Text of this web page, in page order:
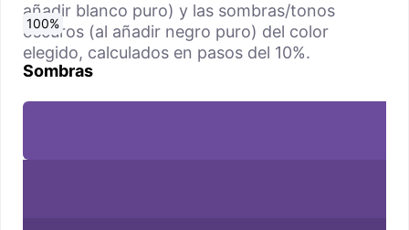
añadir blanco puro) y las sombras/tonos
oscuros (al añadir negro puro) del color
elegido, calculados en pasos del 10%.
Sombras
0%
10%
20%
30%
40%
50%
60%
70%
80%
90%
100%